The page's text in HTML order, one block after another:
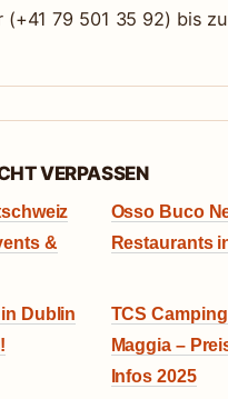
79 501 35 92) bis
VERPASSEN
&
Osso Buco
Restaurants
Dublin
TCS
Maggia –
Infos 2025